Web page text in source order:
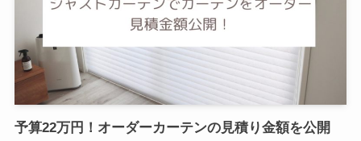
予算22万円！オーダーカーテンの見積り金額を公開